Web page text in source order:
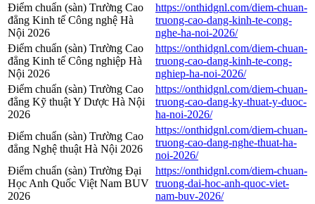
Điểm chuẩn (sàn) Trường Cao
đẳng Kinh tế Công nghệ Hà
Nội 2026
https://onthidgnl.com/diem-chuan-
truong-cao-dang-kinh-te-cong-
nghe-ha-noi-2026/
Điểm chuẩn (sàn) Trường Cao
đẳng Kinh tế Công nghiệp Hà
Nội 2026
https://onthidgnl.com/diem-chuan-
truong-cao-dang-kinh-te-cong-
nghiep-ha-noi-2026/
Điểm chuẩn (sàn) Trường Cao
đẳng Kỹ thuật Y Dược Hà Nội
2026
https://onthidgnl.com/diem-chuan-
truong-cao-dang-ky-thuat-y-duoc-
ha-noi-2026/
Điểm chuẩn (sàn) Trường Cao
đẳng Nghệ thuật Hà Nội 2026
https://onthidgnl.com/diem-chuan-
truong-cao-dang-nghe-thuat-ha-
noi-2026/
Điểm chuẩn (sàn) Trường Đại
Học Anh Quốc Việt Nam BUV
2026
https://onthidgnl.com/diem-chuan-
truong-dai-hoc-anh-quoc-viet-
nam-buv-2026/